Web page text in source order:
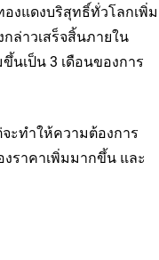
งแดงบริสุทธิ์ทั่วโลกเพิ่ม
ล่าวเสร็จสิ้นภายใน
นเป็น 3 เดือนของการ
ะทำให้ความต้องการ
ราคาเพิ่มมากขึ้น และ